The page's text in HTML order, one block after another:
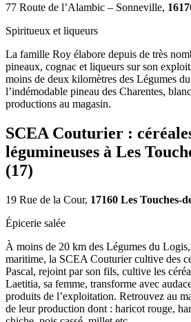
77 Route de l’Alambic – Sonneville,
Spiritueux et liqueurs
La famille Roy élabore depuis de très
pineaux, cognac et liqueurs sur son
moins de deux kilomètres des Légumes
l’indémodable pineau des Charentes,
productions au magasin.
SCEA Couturier :
légumineuses à Les
(17)
19 Rue de la Cour, 17160 Les Touches-
Épicerie salée
À moins de 20 km des Légumes du
maritime, la SCEA Couturier cultive des
Pascal, rejoint par son fils, cultive les
Laetitia, sa femme, transforme avec
produits de l’exploitation. Retrouvez au
de leur production dont : haricot rouge,